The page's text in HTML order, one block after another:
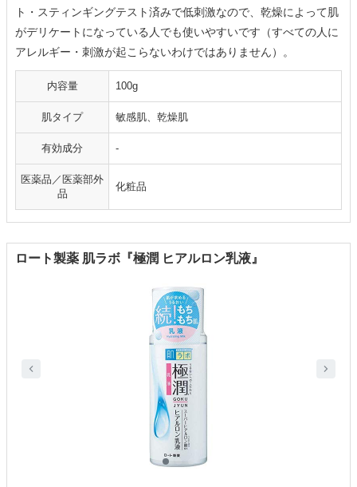
ト・スティンギングテスト済みで低刺激なので、乾燥によって肌
がデリケートになっている人でも使いやすいです（すべての人に
アレルギー・刺激が起こらないわけではありません）。
内容量 100g
肌タイプ 敏感肌、乾燥肌
有効成分 -
医薬品／医薬部外
品
化粧品
ロート製薬 肌ラボ『極潤 ヒアルロン乳液』